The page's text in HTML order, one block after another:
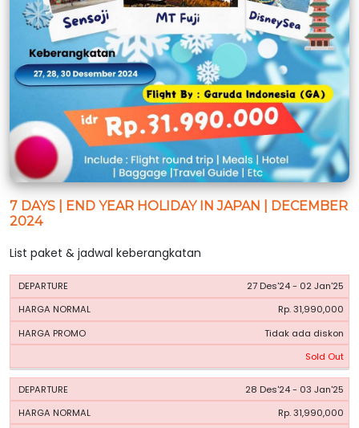
7 DAYS | END YEAR HOLIDAY IN JAPAN | DECEMBER
2024
List paket & jadwal keberangkatan
PERIODE
HARGA
27 Des'24 - 02 Jan'25
Rp. 31,990,000
Tidak ada diskon
Sold Out
28 Des'24 - 03 Jan'25
Rp. 31,990,000